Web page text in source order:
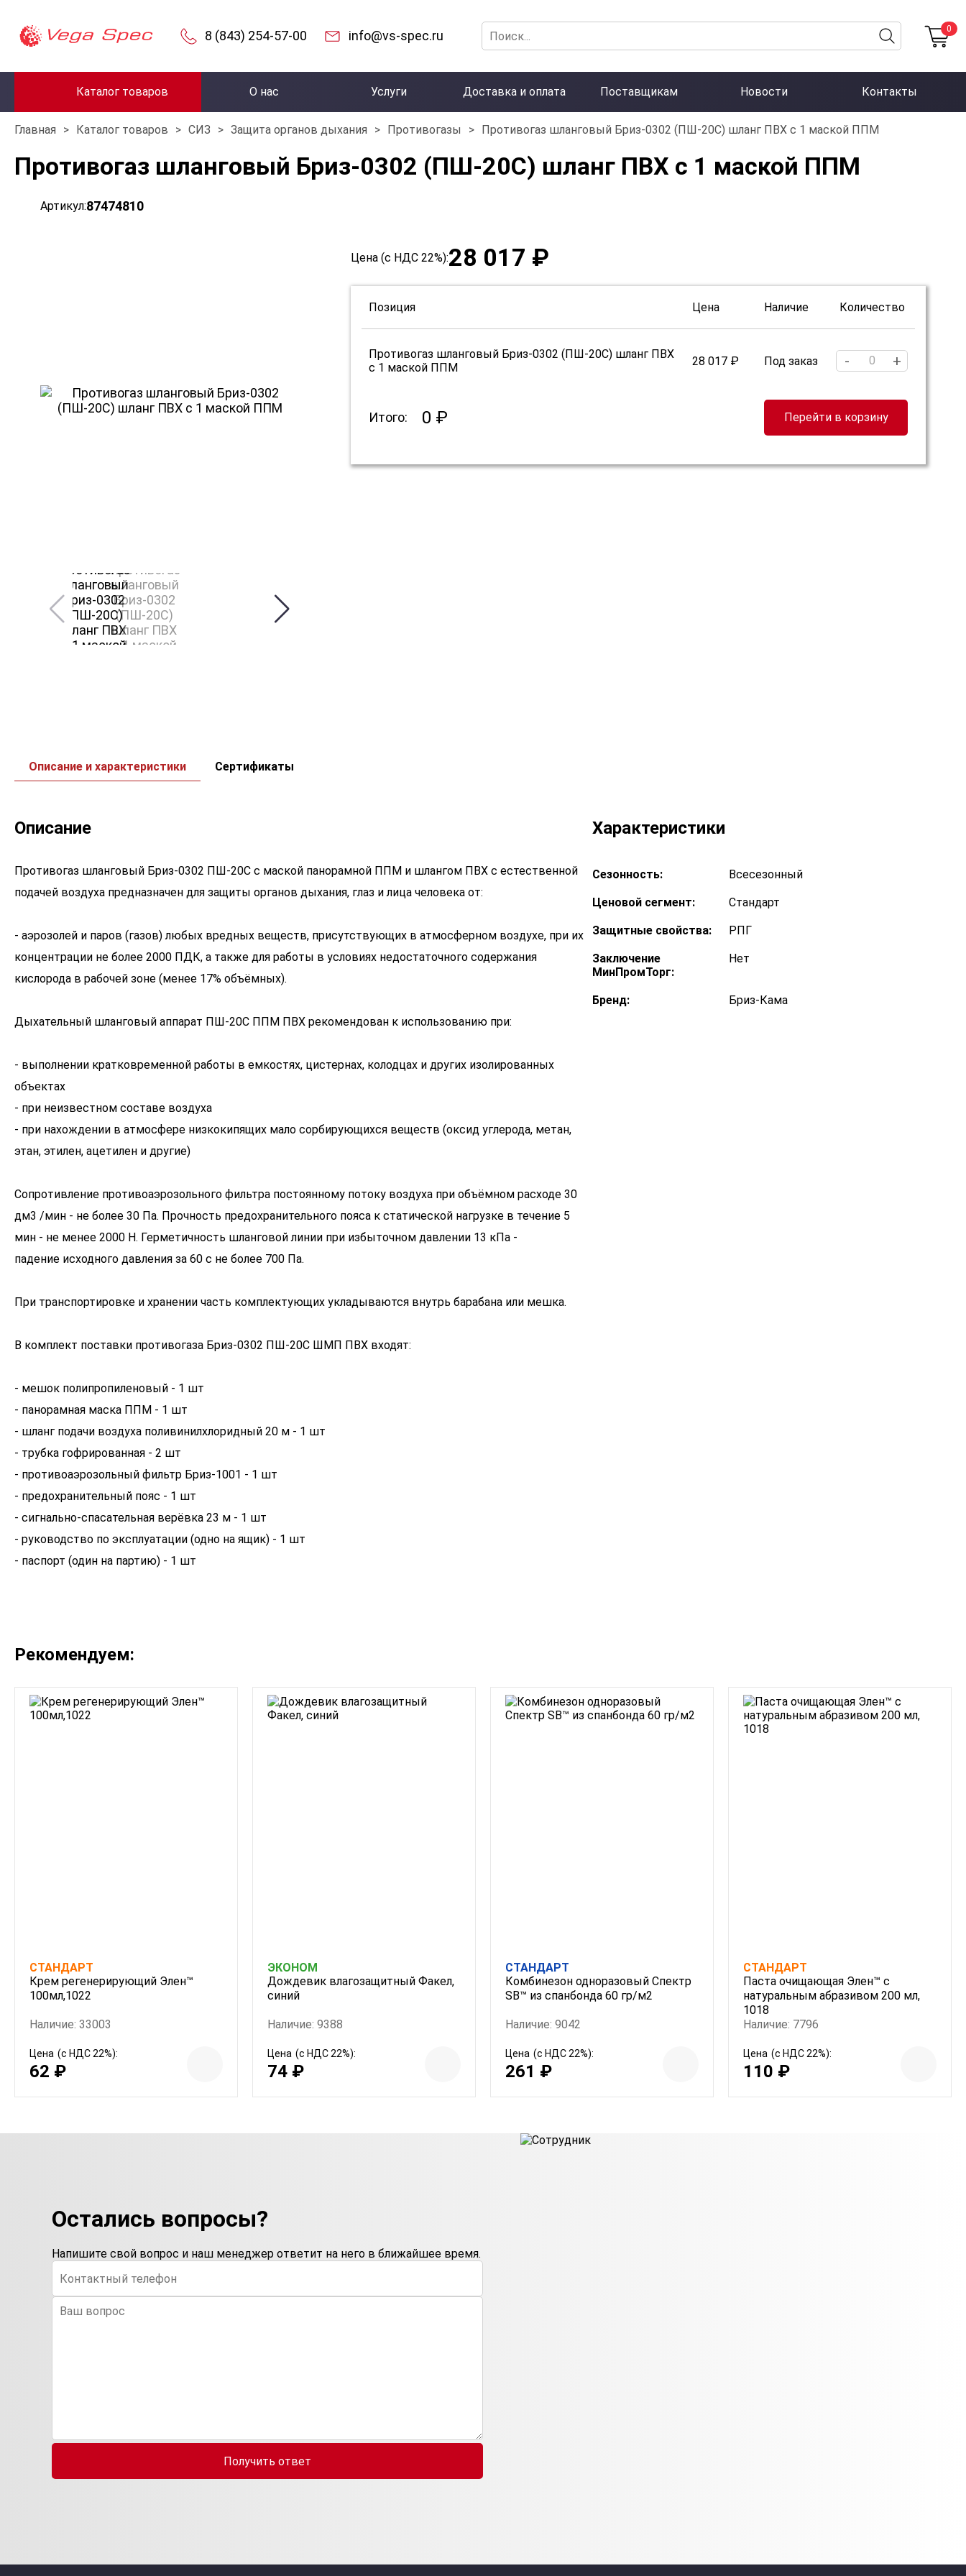
8 (843) 254-57-00 info@vs-spec.ru 0
Каталог товаров О нас Услуги Доставка и оплата Поставщикам Новости Контакты
Главная > Каталог товаров > СИЗ > Защита органов дыхания > Противогазы > Противогаз шланговый Бриз-0302 (ПШ-20С) шланг ПВХ с 1 маской ППМ
Противогаз шланговый Бриз-0302 (ПШ-20С) шланг ПВХ с 1 маской ППМ
Артикул:87474810
Цена (с НДС 22%):28 017 ₽
Позиция Цена Наличие Количество
Противогаз шланговый Бриз-0302 (ПШ-20С) шланг ПВХ
с 1 маской ППМ
28 017 ₽ Под заказ - +
Итого: 0 ₽ Перейти в корзину
Описание и характеристики Сертификаты
Описание
Противогаз шланговый Бриз-0302 ПШ-20С с маской панорамной ППМ и шлангом ПВХ с естественной
подачей воздуха предназначен для защиты органов дыхания, глаз и лица человека от:
- аэрозолей и паров (газов) любых вредных веществ, присутствующих в атмосферном воздухе, при их
концентрации не более 2000 ПДК, а также для работы в условиях недостаточного содержания
кислорода в рабочей зоне (менее 17% объёмных).
Дыхательный шланговый аппарат ПШ-20С ППМ ПВХ рекомендован к использованию при:
- выполнении кратковременной работы в емкостях, цистернах, колодцах и других изолированных
объектах
- при неизвестном составе воздуха
- при нахождении в атмосфере низкокипящих мало сорбирующихся веществ (оксид углерода, метан,
этан, этилен, ацетилен и другие)
Сопротивление противоаэрозольного фильтра постоянному потоку воздуха при объёмном расходе 30
дм3 /мин - не более 30 Па. Прочность предохранительного пояса к статической нагрузке в течение 5
мин - не менее 2000 Н. Герметичность шланговой линии при избыточном давлении 13 кПа -
падение исходного давления за 60 с не более 700 Па.
При транспортировке и хранении часть комплектующих укладываются внутрь барабана или мешка.
В комплект поставки противогаза Бриз-0302 ПШ-20С ШМП ПВХ входят:
- мешок полипропиленовый - 1 шт
- панорамная маска ППМ - 1 шт
- шланг подачи воздуха поливинилхлоридный 20 м - 1 шт
- трубка гофрированная - 2 шт
- противоаэрозольный фильтр Бриз-1001 - 1 шт
- предохранительный пояс - 1 шт
- сигнально-спасательная верёвка 23 м - 1 шт
- руководство по эксплуатации (одно на ящик) - 1 шт
- паспорт (один на партию) - 1 шт
Характеристики
Сезонность: Всесезонный
Ценовой сегмент: Стандарт
Защитные свойства: РПГ
Заключение
МинПромТорг:
Нет
Бренд: Бриз-Кама
Рекомендуем:
СТАНДАРТ
Крем регенерирующий Элен™
100мл,1022
Наличие: 33003
Цена (с НДС 22%):
62 ₽
ЭКОНОМ
Дождевик влагозащитный Факел,
синий
Наличие: 9388
Цена (с НДС 22%):
74 ₽
СТАНДАРТ
Комбинезон одноразовый Спектр
SB™ из спанбонда 60 гр/м2
Наличие: 9042
Цена (с НДС 22%):
261 ₽
СТАНДАРТ
Паста очищающая Элен™ с
натуральным абразивом 200 мл,
1018
Наличие: 7796
Цена (с НДС 22%):
110 ₽
Остались вопросы?
Напишите свой вопрос и наш менеджер ответит на него в ближайшее время.
Получить ответ